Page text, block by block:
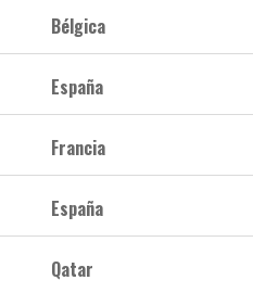
Bélgica
España
Francia
España
Qatar